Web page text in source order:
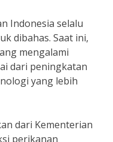
Indonesia selalu
dibahas. Saat ini,
mengalami
dari peningkatan
yang lebih
dari Kementerian
perikanan